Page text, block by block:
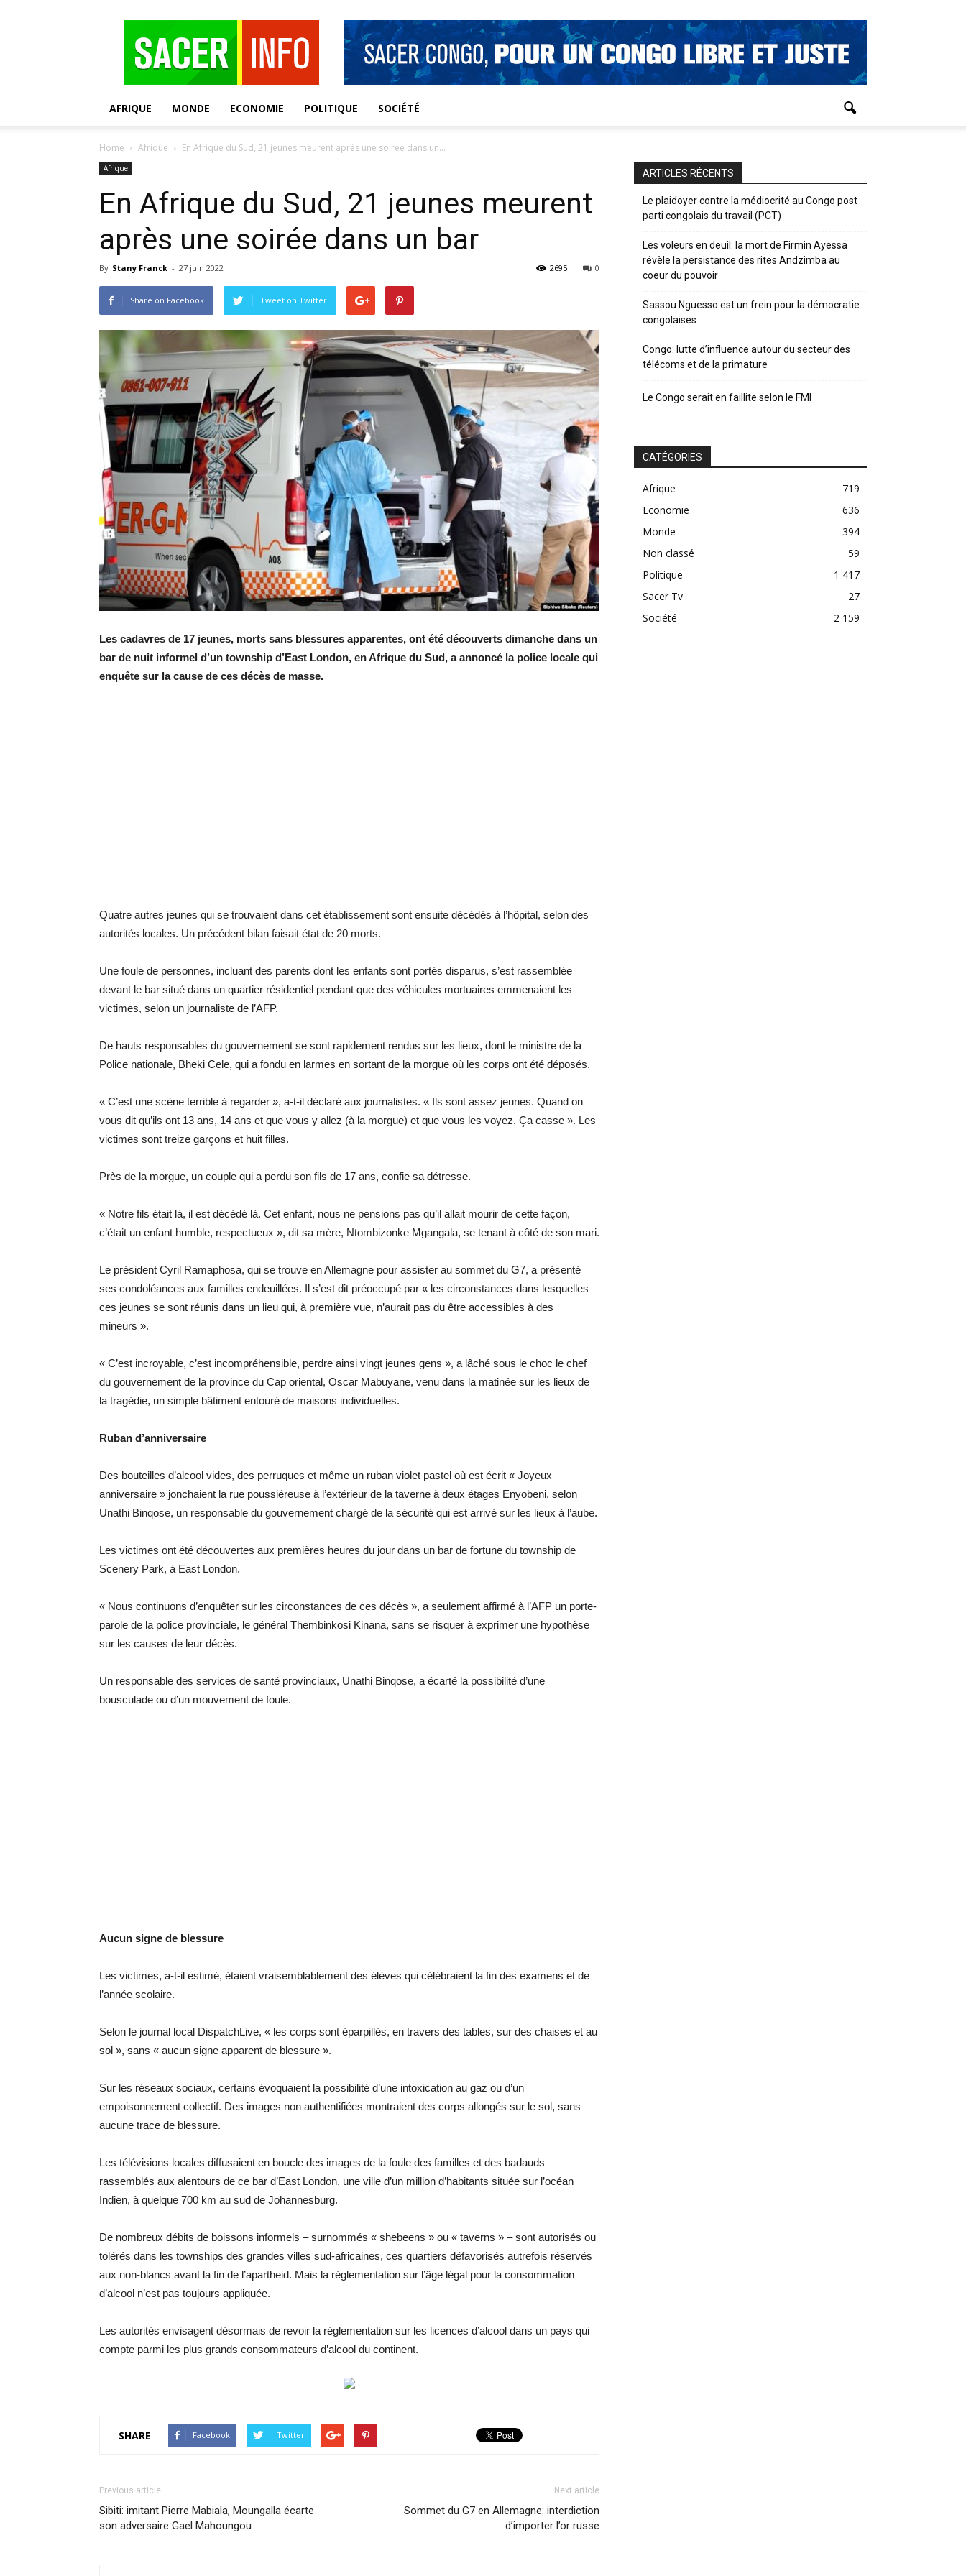
AFRIQUE MONDE ECONOMIE POLITIQUE SOCIÉTÉ
Home Afrique En Afrique du Sud, 21 jeunes meurent après une soirée dans un...
Afrique
En Afrique du Sud, 21 jeunes meurent
après une soirée dans un bar
By Stany Franck - 27 juin 2022 0
2695
Share on Facebook Tweet on Twitter
Les cadavres de 17 jeunes, morts sans blessures apparentes, ont été découverts dimanche dans un
bar de nuit informel d’un township d’East London, en Afrique du Sud, a annoncé la police locale qui
enquête sur la cause de ces décès de masse.
Quatre autres jeunes qui se trouvaient dans cet établissement sont ensuite décédés à l’hôpital, selon des
autorités locales. Un précédent bilan faisait état de 20 morts.
Une foule de personnes, incluant des parents dont les enfants sont portés disparus, s’est rassemblée
devant le bar situé dans un quartier résidentiel pendant que des véhicules mortuaires emmenaient les
victimes, selon un journaliste de l’AFP.
De hauts responsables du gouvernement se sont rapidement rendus sur les lieux, dont le ministre de la
Police nationale, Bheki Cele, qui a fondu en larmes en sortant de la morgue où les corps ont été déposés.
« C’est une scène terrible à regarder », a-t-il déclaré aux journalistes. « Ils sont assez jeunes. Quand on
vous dit qu’ils ont 13 ans, 14 ans et que vous y allez (à la morgue) et que vous les voyez. Ça casse ». Les
victimes sont treize garçons et huit filles.
Près de la morgue, un couple qui a perdu son fils de 17 ans, confie sa détresse.
« Notre fils était là, il est décédé là. Cet enfant, nous ne pensions pas qu’il allait mourir de cette façon,
c’était un enfant humble, respectueux », dit sa mère, Ntombizonke Mgangala, se tenant à côté de son mari.
Le président Cyril Ramaphosa, qui se trouve en Allemagne pour assister au sommet du G7, a présenté
ses condoléances aux familles endeuillées. Il s’est dit préoccupé par « les circonstances dans lesquelles
ces jeunes se sont réunis dans un lieu qui, à première vue, n’aurait pas du être accessibles à des
mineurs ».
« C’est incroyable, c’est incompréhensible, perdre ainsi vingt jeunes gens », a lâché sous le choc le chef
du gouvernement de la province du Cap oriental, Oscar Mabuyane, venu dans la matinée sur les lieux de
la tragédie, un simple bâtiment entouré de maisons individuelles.
Ruban d’anniversaire
Des bouteilles d’alcool vides, des perruques et même un ruban violet pastel où est écrit « Joyeux
anniversaire » jonchaient la rue poussiéreuse à l’extérieur de la taverne à deux étages Enyobeni, selon
Unathi Binqose, un responsable du gouvernement chargé de la sécurité qui est arrivé sur les lieux à l’aube.
Les victimes ont été découvertes aux premières heures du jour dans un bar de fortune du township de
Scenery Park, à East London.
« Nous continuons d’enquêter sur les circonstances de ces décès », a seulement affirmé à l’AFP un porte-
parole de la police provinciale, le général Thembinkosi Kinana, sans se risquer à exprimer une hypothèse
sur les causes de leur décès.
Un responsable des services de santé provinciaux, Unathi Binqose, a écarté la possibilité d’une
bousculade ou d’un mouvement de foule.
Aucun signe de blessure
Les victimes, a-t-il estimé, étaient vraisemblablement des élèves qui célébraient la fin des examens et de
l’année scolaire.
Selon le journal local DispatchLive, « les corps sont éparpillés, en travers des tables, sur des chaises et au
sol », sans « aucun signe apparent de blessure ».
Sur les réseaux sociaux, certains évoquaient la possibilité d’une intoxication au gaz ou d’un
empoisonnement collectif. Des images non authentifiées montraient des corps allongés sur le sol, sans
aucune trace de blessure.
Les télévisions locales diffusaient en boucle des images de la foule des familles et des badauds
rassemblés aux alentours de ce bar d’East London, une ville d’un million d’habitants située sur l’océan
Indien, à quelque 700 km au sud de Johannesburg.
De nombreux débits de boissons informels – surnommés « shebeens » ou « taverns » – sont autorisés ou
tolérés dans les townships des grandes villes sud-africaines, ces quartiers défavorisés autrefois réservés
aux non-blancs avant la fin de l’apartheid. Mais la réglementation sur l’âge légal pour la consommation
d’alcool n’est pas toujours appliquée.
Les autorités envisagent désormais de revoir la réglementation sur les licences d’alcool dans un pays qui
compte parmi les plus grands consommateurs d’alcool du continent.
SHARE Facebook Twitter
Previous article
Sibiti: imitant Pierre Mabiala, Moungalla écarte
son adversaire Gael Mahoungou
Next article
Sommet du G7 en Allemagne: interdiction
d’importer l’or russe
ARTICLES RÉCENTS
Le plaidoyer contre la médiocrité au Congo post
parti congolais du travail (PCT)
Les voleurs en deuil: la mort de Firmin Ayessa
révèle la persistance des rites Andzimba au
coeur du pouvoir
Sassou Nguesso est un frein pour la démocratie
congolaises
Congo: lutte d’influence autour du secteur des
télécoms et de la primature
Le Congo serait en faillite selon le FMI
CATÉGORIES
Afrique
719
Economie
636
Monde
394
Non classé
59
Politique
1 417
Sacer Tv
27
Société
2 159